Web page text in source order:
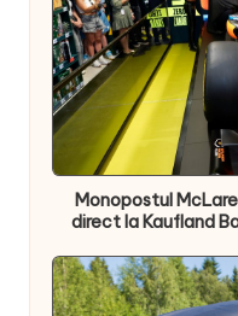
Monopostul
direct la Kaufland